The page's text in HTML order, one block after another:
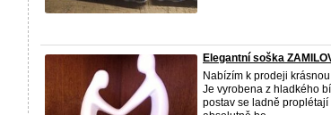
Elegantní soška
Nabízím k prodeji
Je vyrobena z hladkého
postav se ladně proplétají